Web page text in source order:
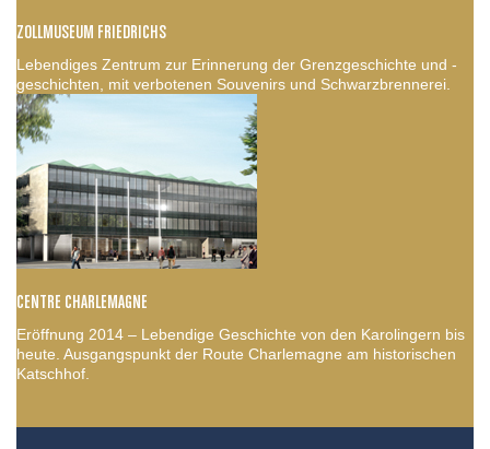
ZOLLMUSEUM FRIEDRICHS
Lebendiges Zentrum zur Erinnerung der Grenzgeschichte und -
geschichten, mit verbotenen Souvenirs und Schwarzbrennerei.
CENTRE CHARLEMAGNE
Eröffnung 2014 – Lebendige Geschichte von den Karolingern bis
heute. Ausgangspunkt der Route Charlemagne am historischen
Katschhof.